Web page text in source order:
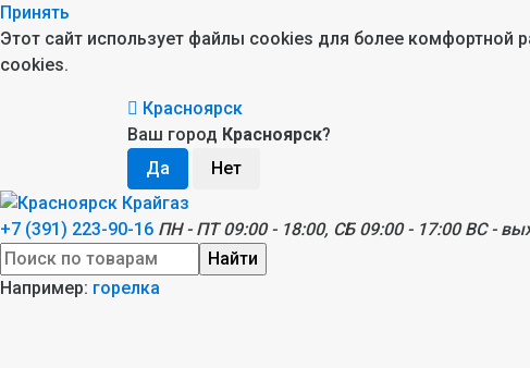
Принять
Этот сайт использует файлы cookies для более комфортной
cookies.
Красноярск
Ваш город Красноярск?
+7 (391) 223-90-16 ПН - ПТ 09:00 - 18:00, СБ 09:00 - 17:00 ВС -
Найти
Например: горелка